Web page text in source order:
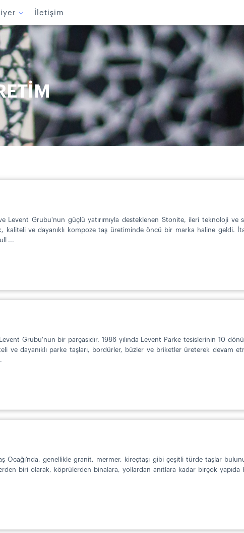
İletişim
Levent Grubu'nun güçlü yatırımıyla desteklenen Stonite, ileri teknoloji ve
kaliteli ve dayanıklı kompoze taş üretiminde öncü bir marka haline geldi.
...
Grubu'nun bir parçasıdır. 1986 yılında Levent Parke tesislerinin 10
ve dayanıklı parke taşları, bordürler, büzler ve briketler üreterek devam
Ocağı’nda, genellikle granit, mermer, kireçtaşı gibi çeşitli türde taşlar
biri olarak, köprülerden binalara, yollardan anıtlara kadar birçok yapıda